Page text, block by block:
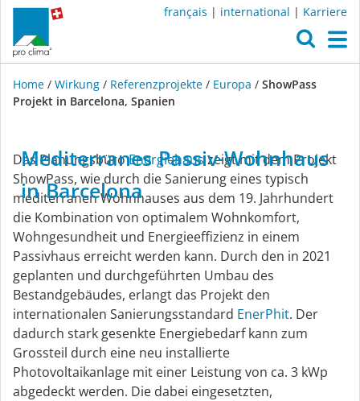
français | international | Karriere
Home / Wirkung / Referenzprojekte / Europa / ShowPass
Projekt in Barcelona, Spanien
Referenzprojekte
in
Europa
Mediterranes Passiv-Wohnhaus
in Barcelona
Das PlanungsbüroEnergiehauszeigt mit dem Projekt
ShowPass, wie durch die Sanierung eines typisch
mediterranen Wohnhauses aus dem 19. Jahrhundert
die Kombination von optimalem Wohnkomfort,
Wohngesundheit und Energieeffizienz in einem
Passivhaus erreicht werden kann. Durch den in 2021
geplanten und durchgeführten Umbau des
Bestandgebäudes, erlangt das Projekt den
internationalen Sanierungsstandard EnerPhit. Der
dadurch stark gesenkte Energiebedarf kann zum
Grossteil durch eine neu installierte
Photovoltaikanlage mit einer Leistung von ca. 3 kWp
abgedeckt werden. Die dabei eingesetzten,